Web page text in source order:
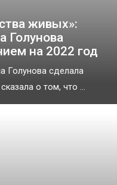
живых»:
Голунова
на 2022 год
Голунова сделала
о том, что ...